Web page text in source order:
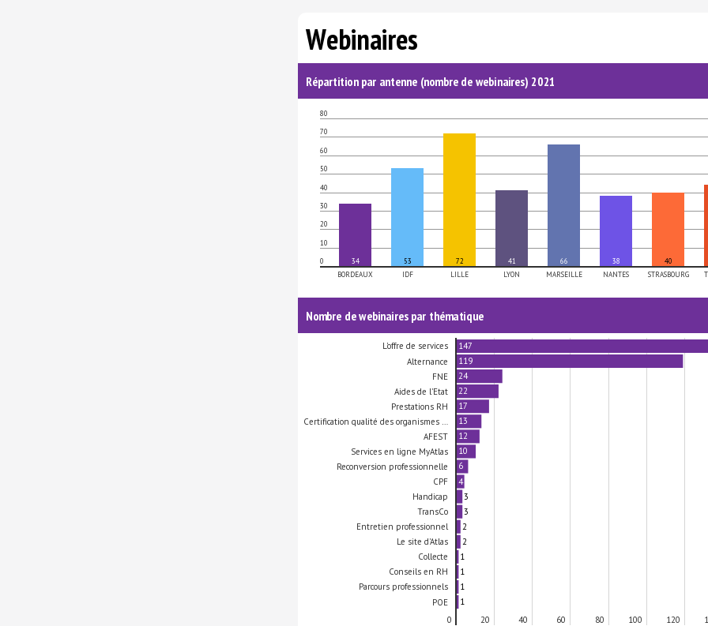
Webinaires
Répartition par antenne (nombre de webinaires) 2021
80
70
60
50
40
30
20
10
0
BORDEAUX
IDF LILLE LYON MARSEILLE NANTES STRASBOURG
34 53 72 41 66 38 40
Nombre de webinaires par thématique
L'offre de services
Alternance
FNE
Aides de l'Etat
Prestations RH
Certification qualité des organismes …
AFEST
Services en ligne MyAtlas
Reconversion professionnelle
CPF
Handicap
TransCo
Entretien professionnel
Le site d'Atlas
Collecte
Conseils en RH
Parcours professionnels
POE
0 20 40 60 80 100 120
147
119
24
22
17
13
12
10
6
4
3
3
2
2
1
1
1
1